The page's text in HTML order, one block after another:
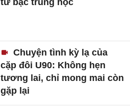
từ bậc trung học
Chuyện tình kỳ lạ của
cặp đôi U90: Không hẹn
tương lai, chỉ mong mai còn
gặp lại